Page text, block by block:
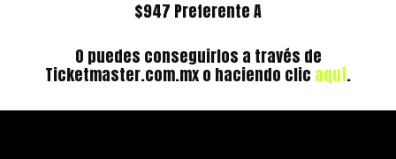
$947 Preferente A
O puedes conseguirlos a través de
Ticketmaster.com.mx o haciendo clic aquí.